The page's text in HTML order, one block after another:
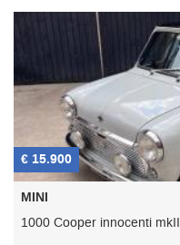
€ 15.900
MINI
1000 Cooper innocenti mkII